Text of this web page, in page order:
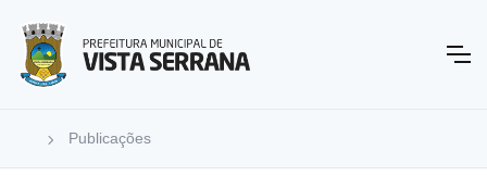
Publicações